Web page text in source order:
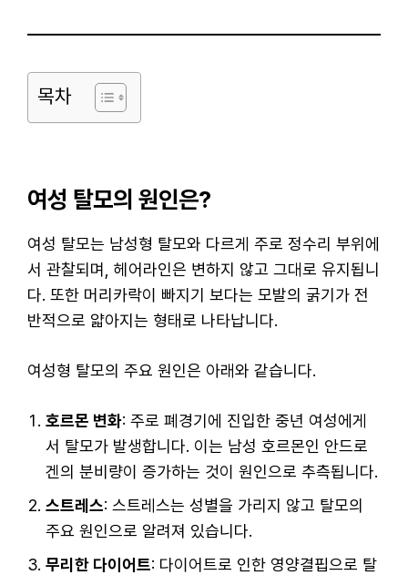
목차
여성 탈모의 원인은?
여성 탈모는 남성형 탈모와 다르게 주로 정수리 부위에
서 관찰되며, 헤어라인은 변하지 않고 그대로 유지됩니
다. 또한 머리카락이 빠지기 보다는 모발의 굵기가 전
반적으로 얇아지는 형태로 나타납니다.
여성형 탈모의 주요 원인은 아래와 같습니다.
호르몬 변화: 주로 폐경기에 진입한 중년 여성에게
서 탈모가 발생합니다. 이는 남성 호르몬인 안드로
겐의 분비량이 증가하는 것이 원인으로 추측됩니다.
스트레스: 스트레스는 성별을 가리지 않고 탈모의
주요 원인으로 알려져 있습니다.
무리한 다이어트: 다이어트로 인한 영양결핍으로 탈